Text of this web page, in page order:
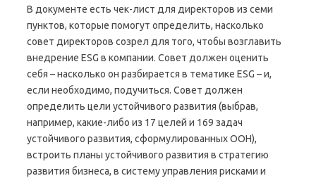
В документе есть чек-лист для директоров из семи
пунктов, которые помогут определить, насколько
совет директоров созрел для того, чтобы возглавить
внедрение ESG в компании. Совет должен оценить
себя – насколько он разбирается в тематике ESG – и,
если необходимо, подучиться. Совет должен
определить цели устойчивого развития (выбрав,
например, какие-либо из 17 целей и 169 задач
устойчивого развития, сформулированных ООН),
встроить планы устойчивого развития в стратегию
развития бизнеса, в систему управления рисками и